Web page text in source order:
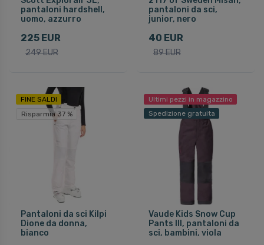
pantaloni hardshell,
uomo, azzurro
225 EUR
249 EUR
pantaloni da sci,
junior, nero
40 EUR
89 EUR
FINE SALDI
Risparmia 37 %
Pantaloni da sci Kilpi
Dione da donna,
bianco
Ultimi pezzi in magazzino
Spedizione gratuita
Vaude Kids Snow Cup
Pants III, pantaloni da
sci, bambini, viola